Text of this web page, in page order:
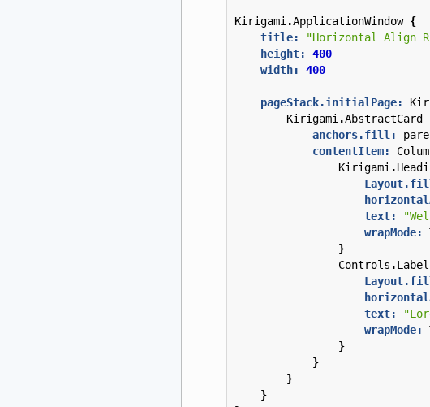
Kirigami .ApplicationWindow {
title:
"Horizontal Align
height:
400
width:
400
pageStack.initialPage:
Kirigami .AbstractCard
anchors.fill:
contentItem:
Kirigami .
text:
wrapMode:
}
Controls .Label
text:
wrapMode:
}
}
}
}